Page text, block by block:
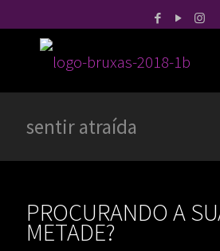
sentir atraída
PROCURANDO A
METADE?